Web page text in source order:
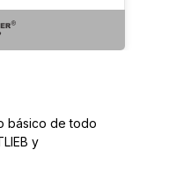
básico de todo
y